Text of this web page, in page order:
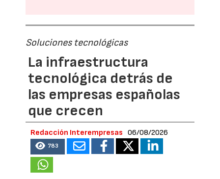
Soluciones tecnológicas
La infraestructura
tecnológica detrás de
las empresas españolas
que crecen
Redacción Interempresas 06/08/2026
783